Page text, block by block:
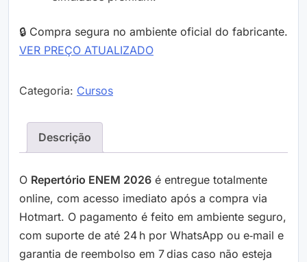
🔒 Compra segura no ambiente oficial do fabricante.
VER PREÇO ATUALIZADO
Categoria: Cursos
Descrição
O Repertório ENEM 2026 é entregue totalmente
online, com acesso imediato após a compra via
Hotmart. O pagamento é feito em ambiente seguro,
com suporte de até 24 h por WhatsApp ou e‑mail e
garantia de reembolso em 7 dias caso não esteja